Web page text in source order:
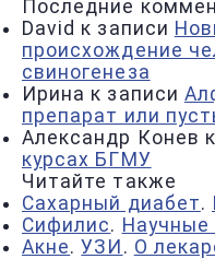
Последние
David к записи
происхождение
свиногенеза
Ирина к записи
препарат или
Александр Конев
курсах БГМУ
Читайте также
Сахарный диабет.
Сифилис. Научные
Акне.УЗИ . О